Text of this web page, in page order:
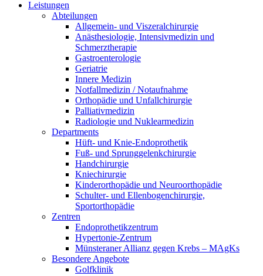
Leistungen
Abteilungen
Allgemein- und Viszeralchirurgie
Anästhesiologie, Intensivmedizin und
Schmerztherapie
Gastroenterologie
Geriatrie
Innere Medizin
Notfallmedizin / Notaufnahme
Orthopädie und Unfallchirurgie
Palliativmedizin
Radiologie und Nuklearmedizin
Departments
Hüft- und Knie-Endoprothetik
Fuß- und Sprunggelenkchirurgie
Handchirurgie
Kniechirurgie
Kinderorthopädie und Neuroorthopädie
Schulter- und Ellenbogenchirurgie,
Sportorthopädie
Zentren
Endoprothetikzentrum
Hypertonie-Zentrum
Münsteraner Allianz gegen Krebs – MAgKs
Besondere Angebote
Golfklinik